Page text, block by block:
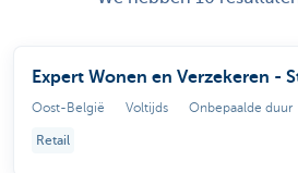
Expert Wonen en Verzekeren -
Oost-België Voltijds Onbepaalde duur
Retail